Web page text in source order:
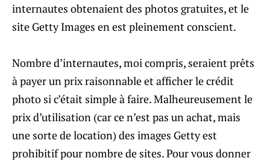
internautes obtenaient des photos gratuites, et le
site Getty Images en est pleinement conscient.
Nombre d’internautes, moi compris, seraient prêts
à payer un prix raisonnable et afficher le crédit
photo si c’était simple à faire. Malheureusement le
prix d’utilisation (car ce n’est pas un achat, mais
une sorte de location) des images Getty est
prohibitif pour nombre de sites. Pour vous donner